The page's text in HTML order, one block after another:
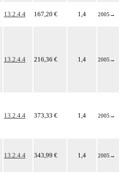
13.2.4.4 167,20 € 1,4 2005 →
13.2.4.4 216,36 € 1,4 2005 →
13.2.4.4 373,33 € 1,4 2005 →
13.2.4.4 343,99 € 1,4 2005 →